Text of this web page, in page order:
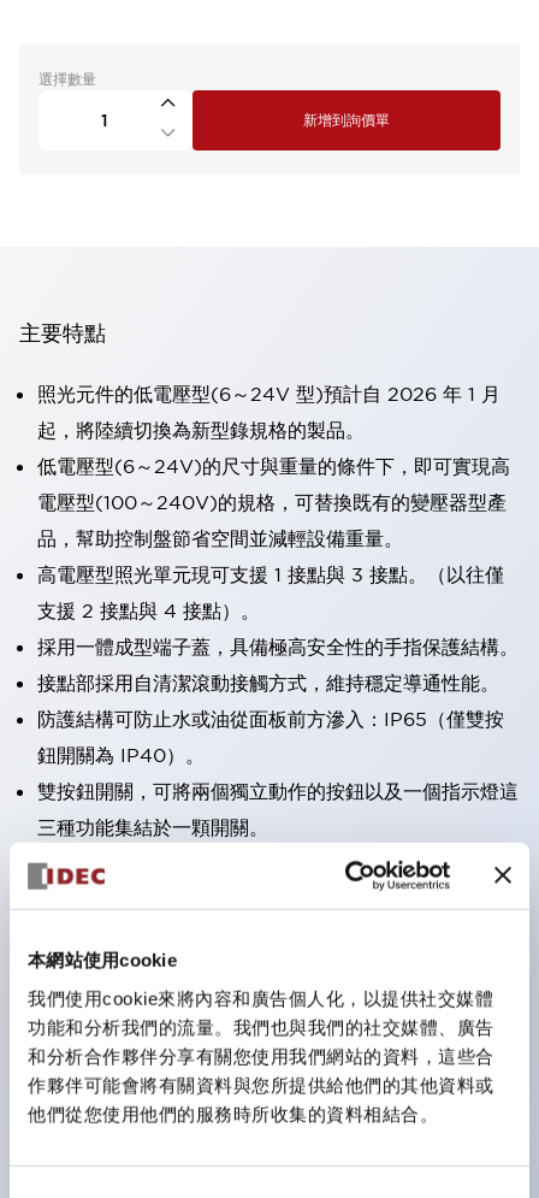
本網站使用cookie
我們使用cookie來將內容和廣告個人化，以提供社交媒體
功能和分析我們的流量。我們也與我們的社交媒體、廣告
和分析合作夥伴分享有關您使用我們網站的資料，這些合
作夥伴可能會將有關資料與您所提供給他們的其他資料或
他們從您使用他們的服務時所收集的資料相結合。
選擇數量
新增到詢價單
主要特點
照光元件的低電壓型(6～24V 型)預計自 2026 年 1 月
起，將陸續切換為新型錄規格的製品。
低電壓型(6～24V)的尺寸與重量的條件下，即可實現高
電壓型(100～240V)的規格，可替換既有的變壓器型產
品，幫助控制盤節省空間並減輕設備重量。
高電壓型照光單元現可支援 1 接點與 3 接點。（以往僅
支援 2 接點與 4 接點）。
採用一體成型端子蓋，具備極高安全性的手指保護結構。
接點部採用自清潔滾動接觸方式，維持穩定導通性能。
防護結構可防止水或油從面板前方滲入：IP65（僅雙按
鈕開關為 IP40）。
雙按鈕開關，可將兩個獨立動作的按鈕以及一個指示燈這
三種功能集結於一顆開關。
完整支援全球各地需求的多種電壓規格。
顏色。
支援色彩通用設計（CUD）：可清楚辨識正方平頭形指
示燈的亮燈/熄燈狀態，以及點燈時的顏色識別。
符合 ISO 3864-4 安全色規範：在危險或緊急狀況下，
顏色表現更明確鮮明，便於更多人識別。